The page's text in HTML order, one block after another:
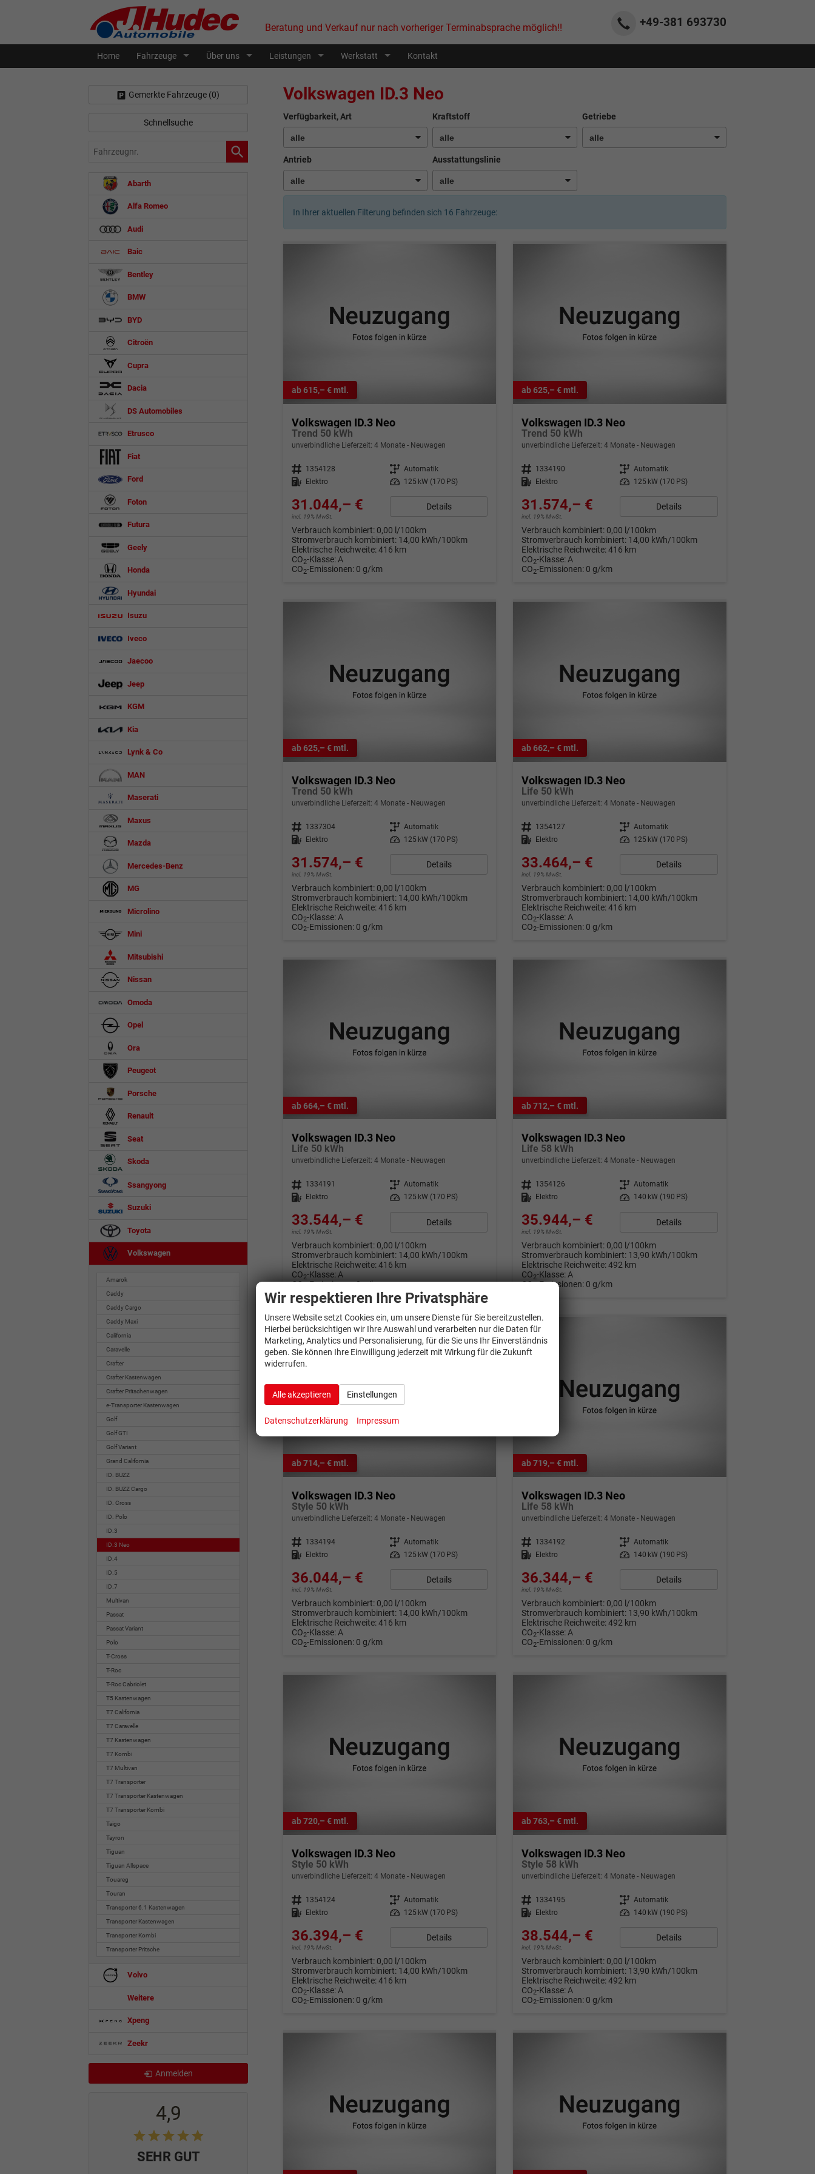
+49-381 693730
Beratung und Verkauf nur nach vorheriger Terminabsprache möglich!!
Home Fahrzeuge Über uns Leistungen Werkstatt Kontakt
Volkswagen ID.3 Neo
Verfügbarkeit, Art Kraftstoff Getriebe
Antrieb Ausstattungslinie
In Ihrer aktuellen Filterung befinden sich 16 Fahrzeuge:
ab 615,– € mtl.
Volkswagen ID.3 Neo
Trend 50 kWh
unverbindliche Lieferzeit: 4 Monate Neuwagen
Fahrzeugnr. 1354128 Getriebe Automatik
Kraftstoff
Elektro Leistung 125 kW (170 PS)
31.044,– €
incl. 19% MwSt.
Details
Verbrauch kombiniert: 0,00 l/100km
Stromverbrauch kombiniert: 14,00 kWh/100km
Elektrische Reichweite:416 km
CO2-Klasse: A
CO2-Emissionen: 0 g/km
ab 625,– € mtl.
Volkswagen ID.3 Neo
Trend 50 kWh
unverbindliche Lieferzeit:4 Monate Neuwagen
Fahrzeugnr. 1334190 Getriebe Automatik
Kraftstoff
Elektro Leistung 125 kW (170 PS)
31.574,– €
incl. 19% MwSt.
Details
Verbrauch kombiniert: 0,00 l/100km
Stromverbrauch kombiniert: 14,00 kWh/100km
Elektrische Reichweite: 416 km
CO2-Klasse: A
CO2-Emissionen: 0 g/km
ab 625,– € mtl.
Volkswagen ID.3 Neo
Trend 50 kWh
unverbindliche Lieferzeit: 4 Monate Neuwagen
Fahrzeugnr. 1337304 Getriebe Automatik
Kraftstoff Elektro Leistung 125 kW (170 PS)
31.574,– €
incl. 19% MwSt.
Details
Verbrauch kombiniert: 0,00 l/100km
Stromverbrauch kombiniert: 14,00 kWh/100km
Elektrische Reichweite:416 km
CO2-Klasse: A
CO2-Emissionen: 0 g/km
ab 662,– € mtl.
Volkswagen ID.3 Neo
Life 50 kWh
unverbindliche Lieferzeit:4 Monate Neuwagen
Fahrzeugnr. 1354127 Getriebe Automatik
Kraftstoff Elektro Leistung 125 kW (170 PS)
33.464,– €
incl. 19% MwSt.
Details
Verbrauch kombiniert: 0,00 l/100km
Stromverbrauch kombiniert: 14,00 kWh/100km
Elektrische Reichweite: 416 km
CO2-Klasse: A
CO2-Emissionen: 0 g/km
ab 664,– € mtl.
Volkswagen ID.3 Neo
Life 50 kWh
unverbindliche Lieferzeit: 4 Monate Neuwagen
Fahrzeugnr. 1334191 Getriebe Automatik
Kraftstoff
Elektro Leistung 125 kW (170 PS)
33.544,– €
incl. 19% MwSt.
Details
Verbrauch kombiniert: 0,00 l/100km
Stromverbrauch kombiniert: 14,00 kWh/100km
Elektrische Reichweite:416 km
CO2-Klasse:A
CO -Emissionen:0 g/km
ab 712,– € mtl.
Volkswagen ID.3 Neo
Life 58 kWh
unverbindliche Lieferzeit:4 Monate Neuwagen
Fahrzeugnr. 1354126 Getriebe Automatik
Kraftstoff
Elektro Leistung 140 kW (190 PS)
35.944,– €
incl. 19% MwSt.
Details
Verbrauch kombiniert: 0,00 l/100km
Stromverbrauch kombiniert: 13,90 kWh/100km
Elektrische Reichweite: 492 km
CO2-Klasse: A
CO -Emissionen: 0 g/km
ab 714,– € mtl.
Volkswagen ID.3 Neo
Style 50 kWh
unverbindliche Lieferzeit: 4 Monate Neuwagen
Fahrzeugnr. 1334194 Getriebe Automatik
Kraftstoff
Elektro Leistung 125 kW (170 PS)
36.044,– €
incl. 19% MwSt.
Details
Verbrauch kombiniert: 0,00 l/100km
Stromverbrauch kombiniert: 14,00 kWh/100km
Elektrische Reichweite:416 km
CO2-Klasse: A
CO2-Emissionen: 0 g/km
ab 719,– € mtl.
Volkswagen ID.3 Neo
Life 58 kWh
unverbindliche Lieferzeit:4 Monate Neuwagen
Fahrzeugnr. 1334192 Getriebe Automatik
Kraftstoff
Elektro Leistung 140 kW (190 PS)
36.344,– €
incl. 19% MwSt.
Details
Verbrauch kombiniert: 0,00 l/100km
Stromverbrauch kombiniert: 13,90 kWh/100km
Elektrische Reichweite: 492 km
CO2-Klasse: A
CO2-Emissionen: 0 g/km
ab 720,– € mtl.
Volkswagen ID.3 Neo
Style 50 kWh
unverbindliche Lieferzeit: 4 Monate Neuwagen
Fahrzeugnr. 1354124 Getriebe Automatik
Kraftstoff Elektro Leistung 125 kW (170 PS)
36.394,– €
incl. 19% MwSt.
Details
Verbrauch kombiniert: 0,00 l/100km
Stromverbrauch kombiniert: 14,00 kWh/100km
Elektrische Reichweite:416 km
CO2-Klasse: A
CO2-Emissionen: 0 g/km
ab 763,– € mtl.
Volkswagen ID.3 Neo
Style 58 kWh
unverbindliche Lieferzeit:4 Monate Neuwagen
Fahrzeugnr. 1334195 Getriebe Automatik
Kraftstoff Elektro Leistung 140 kW (190 PS)
38.544,– €
incl. 19% MwSt.
Details
Verbrauch kombiniert: 0,00 l/100km
Stromverbrauch kombiniert: 13,90 kWh/100km
Elektrische Reichweite: 492 km
CO2-Klasse: A
CO2-Emissionen: 0 g/km
Gemerkte Fahrzeuge (0)
Schnellsuche
Fahrzeugnr.
Abarth
Alfa Romeo
Audi
Baic
Bentley
BMW
BYD
Citroën
Cupra
Dacia
DS Automobiles
Etrusco
Fiat
Ford
Foton
Futura
Geely
Honda
Hyundai
Isuzu
Iveco
Jaecoo
Jeep
KGM
Kia
Lynk & Co
MAN
Maserati
Maxus
Mazda
Mercedes-Benz
MG
Microlino
Mini
Mitsubishi
Nissan
Omoda
Opel
Ora
Peugeot
Porsche
Renault
Seat
Skoda
Ssangyong
Suzuki
Toyota
Volkswagen
Amarok
Caddy
Caddy Cargo
Caddy Maxi
California
Caravelle
Crafter
Crafter Kastenwagen
Crafter Pritschenwagen
e-Transporter Kastenwagen
Golf
Golf GTI
Golf Variant
Grand California
ID. BUZZ
ID. BUZZ Cargo
ID. Cross
ID. Polo
ID.3
ID.3 Neo
ID.4
ID.5
ID.7
Multivan
Passat
Passat Variant
Polo
T-Cross
T-Roc
T-Roc Cabriolet
T5 Kastenwagen
T7 California
T7 Caravelle
T7 Kastenwagen
T7 Kombi
T7 Multivan
T7 Transporter
T7 Transporter Kastenwagen
T7 Transporter Kombi
Taigo
Tayron
Tiguan
Tiguan Allspace
Touareg
Touran
Transporter 6.1 Kastenwagen
Transporter Kastenwagen
Transporter Kombi
Transporter Pritsche
Volvo
Weitere
Xpeng
Zeekr
Anmelden
4,9
SEHR GUT
Wir respektieren Ihre Privatsphäre
Unsere Website setzt Cookies ein, um unsere Dienste für Sie bereitzustellen.
Hierbei berücksichtigen wir Ihre Auswahl und verarbeiten nur die Daten für
Marketing, Analytics und Personalisierung, für die Sie uns Ihr Einverständnis
geben. Sie können Ihre Einwilligung jederzeit mit Wirkung für die Zukunft
widerrufen.
Alle akzeptieren Einstellungen
Datenschutzerklärung Impressum